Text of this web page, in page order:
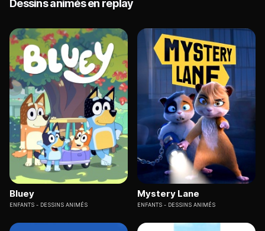
Dessins animés en replay
Bluey
ENFANTS DESSINS ANIMÉS
Mystery Lane
ENFANTS DESSINS ANIMÉS